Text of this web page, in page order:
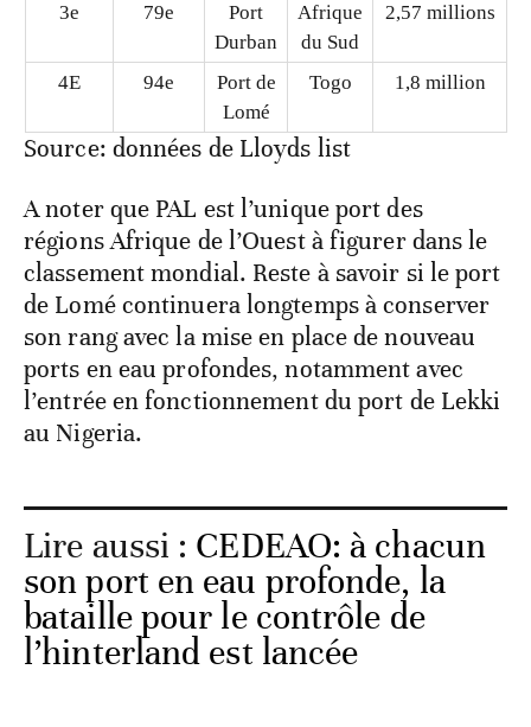
3e 79e
Port
Durban
Afrique
du Sud
2,57 millions
4E 94e
Port de
Lomé
Togo 1,8 million
Source: données de Lloyds list
A noter que PAL est l’unique port des
régions Afrique de l’Ouest à figurer dans le
classement mondial. Reste à savoir si le port
de Lomé continuera longtemps à conserver
son rang avec la mise en place de nouveau
ports en eau profondes, notamment avec
l’entrée en fonctionnement du port de Lekki
au Nigeria.
Lire aussi : CEDEAO: à chacun
son port en eau profonde, la
bataille pour le contrôle de
l’hinterland est lancée